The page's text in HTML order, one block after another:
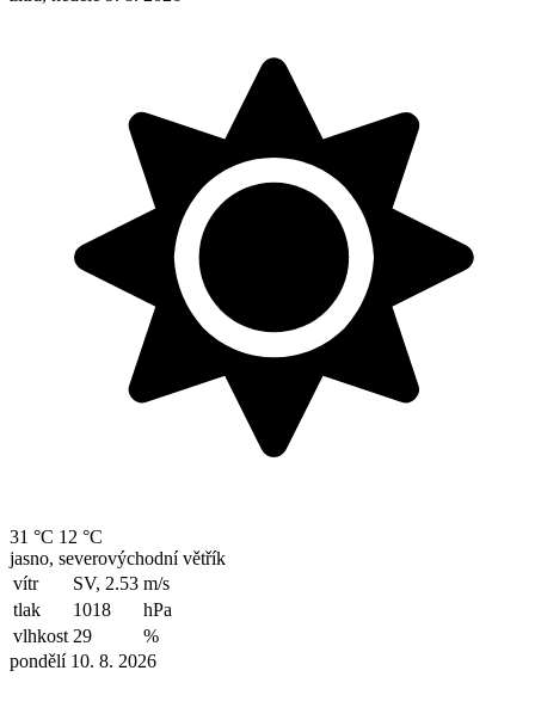
31 °C 12 °C
jasno, severovýchodní větřík
vítr
SV, 2.53 m/s
tlak
1018
hPa
vlhkost 29
%
pondělí 10. 8. 2026